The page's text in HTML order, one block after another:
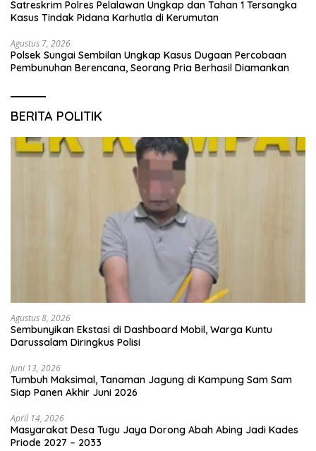
Satreskrim Polres Pelalawan Ungkap dan Tahan 1 Tersangka
Kasus Tindak Pidana Karhutla di Kerumutan
Agustus 7, 2026
Polsek Sungai Sembilan Ungkap Kasus Dugaan Percobaan
Pembunuhan Berencana, Seorang Pria Berhasil Diamankan
BERITA POLITIK
Agustus 8, 2026
Sembunyikan Ekstasi di Dashboard Mobil, Warga Kuntu
Darussalam Diringkus Polisi
Juni 13, 2026
Tumbuh Maksimal, Tanaman Jagung di Kampung Sam Sam
Siap Panen Akhir Juni 2026
April 14, 2026
Masyarakat Desa Tugu Jaya Dorong Abah Abing Jadi Kades
Priode 2027 – 2033